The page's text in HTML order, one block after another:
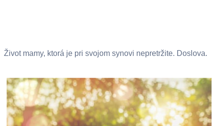
Život mamy, ktorá je pri svojom synovi nepretržite. Doslova.